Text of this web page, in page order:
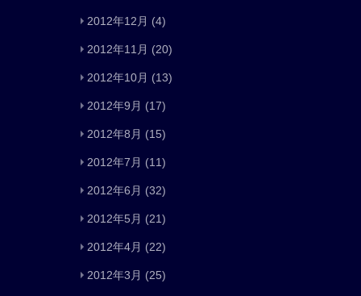
2012年12月 (4)
2012年11月 (20)
2012年10月 (13)
2012年9月 (17)
2012年8月 (15)
2012年7月 (11)
2012年6月 (32)
2012年5月 (21)
2012年4月 (22)
2012年3月 (25)